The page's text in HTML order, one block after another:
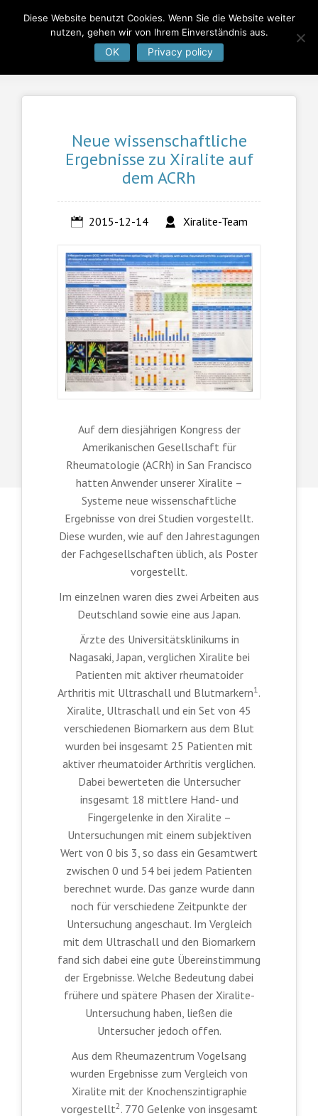
Neue wissenschaftliche
Ergebnisse zu Xiralite auf
dem ACRh
2015-12-14 Xiralite-Team
Auf dem diesjährigen Kongress der
Amerikanischen Gesellschaft für
Rheumatologie (ACRh) in San Francisco
hatten Anwender unserer Xiralite –
Systeme neue wissenschaftliche
Ergebnisse von drei Studien vorgestellt.
Diese wurden, wie auf den Jahrestagungen
der Fachgesellschaften üblich, als Poster
vorgestellt.
Im einzelnen waren dies zwei Arbeiten aus
Deutschland sowie eine aus Japan.
Ärzte des Universitätsklinikums in
Nagasaki, Japan, verglichen Xiralite bei
Patienten mit aktiver rheumatoider
Arthritis mit Ultraschall und Blutmarkern1 .
Xiralite, Ultraschall und ein Set von 45
verschiedenen Biomarkern aus dem Blut
wurden bei insgesamt 25 Patienten mit
aktiver rheumatoider Arthritis verglichen.
Dabei bewerteten die Untersucher
insgesamt 18 mittlere Hand- und
Fingergelenke in den Xiralite –
Untersuchungen mit einem subjektiven
Wert von 0 bis 3, so dass ein Gesamtwert
zwischen 0 und 54 bei jedem Patienten
berechnet wurde. Das ganze wurde dann
noch für verschiedene Zeitpunkte der
Untersuchung angeschaut. Im Vergleich
mit dem Ultraschall und den Biomarkern
fand sich dabei eine gute Übereinstimmung
der Ergebnisse. Welche Bedeutung dabei
frühere und spätere Phasen der Xiralite-
Untersuchung haben, ließen die
Untersucher jedoch offen.
Aus dem Rheumazentrum Vogelsang
wurden Ergebnisse zum Vergleich von
Xiralite mit der Knochenszintigraphie
vorgestellt2 . 770 Gelenke von insgesamt
Diese Website benutzt Cookies. Wenn Sie die Website weiter
nutzen, gehen wir von Ihrem Einverständnis aus.
OK Privacy policy